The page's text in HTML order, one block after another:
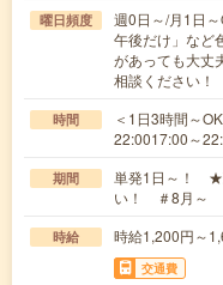
曜日頻度
週0日～/月1日
午後だけ」など
があっても大丈
相談ください！
時間
＜1日3時間～
22:0017:00～
期間
単発1日～！ ★
い！ ＃8月～
時給 時給1,200円～
交通費